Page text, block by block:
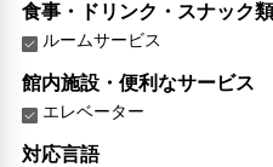
食事・ドリンク・スナック
ルームサービス
館内施設・便利なサービス
エレベーター
対応言語